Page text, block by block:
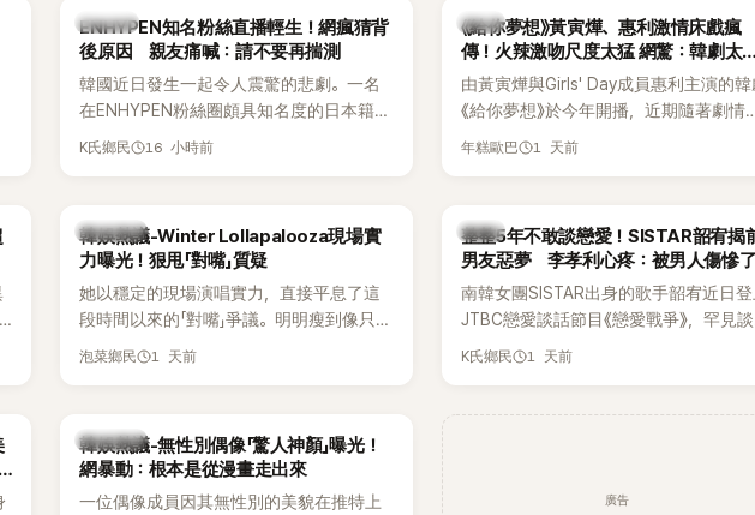
K-POP
ENHYPEN知名粉絲直播輕生！網瘋猜背
後原因 親友痛喊：請不要再揣測
韓國近日發生一起令人震驚的悲劇。一名
在ENHYPEN粉絲圈頗具知名度的日本籍女
粉絲，日前在TikTok直播期間輕生，最終
止揣測，盼逝者安息。
K氏鄉民 16 小時前
韓劇
《給你夢想》黃寅燁、惠利激情床戲瘋
傳！火辣激吻尺度太猛 網驚：韓劇太敢
拍
由黃寅燁與Girls' Day成員惠利主演的韓
《給你夢想》於今年開播，近期隨著劇情
入高潮，男女主角的感情線快速升溫。最
年糕歐巴 1 天前
熱議討論
韓娛熱議-Winter Lollapalooza現場實
力曝光！狠甩「對嘴」質疑
她以穩定的現場演唱實力，直接平息了這
段時間以來的「對嘴」爭議。明明瘦到像只剩
骨頭，怎麼還能唱出這麼驚人的爆發力和
泡菜鄉民 1 天前
韓星
整整5年不敢談戀愛！SISTAR韶宥揭
男友惡夢 李孝利心疼：被男人傷慘了
南韓女團SISTAR出身的歌手韶宥近日登
JTBC戀愛談話節目《戀愛戰爭》，罕見談
自己的感情生活，不僅坦言已經整整5年
K氏鄉民 1 天前
熱議討論
韓娛熱議-無性別偶像「驚人神顏」曝光！
網暴動：根本是從漫畫走出來
一位偶像成員因其無性別的美貌在推特上
廣告